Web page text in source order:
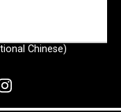
Chinese)